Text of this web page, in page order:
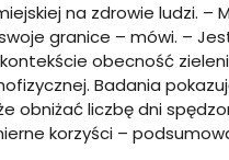
na zdrowie ludzi.
granice – mówi. –
obecność
Badania
liczbę dni
korzyści –